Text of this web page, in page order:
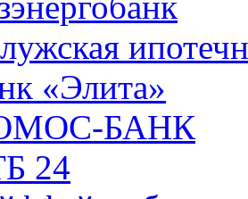
«Элита»
БАНК
24